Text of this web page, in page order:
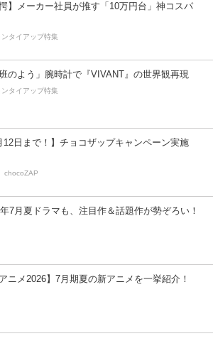
愕】メーカー社員が推す「10万円台」神コスパ
ンタイアップ特集
班のよう」腕時計で『VIVANT』の世界観再現
ンタイアップ特集
12日まで！】チョコザップキャンペーン実施
chocoZAP
7月夏ドラマも、注目作＆話題作が勢ぞろい！
アニメ2026】7月期夏の新アニメを一挙紹介！